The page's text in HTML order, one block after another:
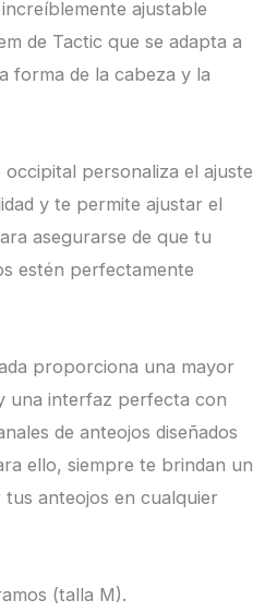
ajustable
de Tactic que se adapta a
forma de la cabeza y la
occipital personaliza el ajuste
y te permite ajustar el
asegurarse de que tu
estén perfectamente
proporciona una mayor
una interfaz perfecta con
de anteojos diseñados
ello, siempre te brindan un
anteojos en cualquier
(talla M).